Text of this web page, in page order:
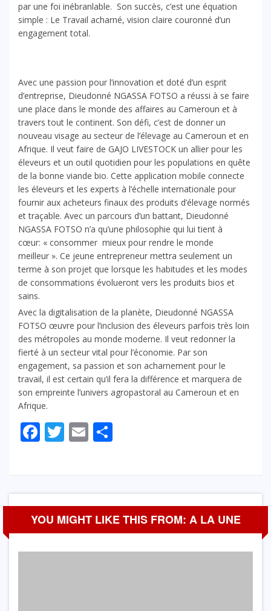
par une foi inébranlable. Son succès, c’est une équation
simple : Le Travail acharné, vision claire couronné d’un
engagement total.
Avec une passion pour l’innovation et doté d’un esprit
d’entreprise, Dieudonné NGASSA FOTSO a réussi à se faire
une place dans le monde des affaires au Cameroun et à
travers tout le continent. Son défi, c’est de donner un
nouveau visage au secteur de l’élevage au Cameroun et en
Afrique. Il veut faire de GAJO LIVESTOCK un allier pour les
éleveurs et un outil quotidien pour les populations en quête
de la bonne viande bio. Cette application mobile connecte
les éleveurs et les experts à l’échelle internationale pour
fournir aux acheteurs finaux des produits d’élevage normés
et traçable. Avec un parcours d’un battant, Dieudonné
NGASSA FOTSO n’a qu’une philosophie qui lui tient à
cœur: « consommer mieux pour rendre le monde
meilleur ». Ce jeune entrepreneur mettra seulement un
terme à son projet que lorsque les habitudes et les modes
de consommations évolueront vers les produits bios et
sains.
Avec la digitalisation de la planète, Dieudonné NGASSA
FOTSO œuvre pour l’inclusion des éleveurs parfois très loin
des métropoles au monde moderne. Il veut redonner la
fierté à un secteur vital pour l’économie. Par son
engagement, sa passion et son acharnement pour le
travail, il est certain qu’il fera la différence et marquera de
son empreinte l’univers agropastoral au Cameroun et en
Afrique.
Facebook
Twitter
Email
YOU MIGHT LIKE THIS FROM: A LA UNE